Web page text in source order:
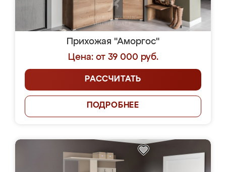
Прихожая "Аморгос"
Цена: от 39 000 руб.
РАССЧИТАТЬ
ПОДРОБНЕЕ